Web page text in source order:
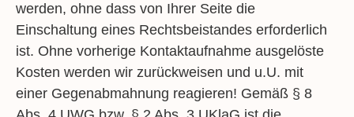
werden, ohne dass von Ihrer Seite die
Einschaltung eines Rechtsbeistandes erforderlich
ist. Ohne vorherige Kontaktaufnahme ausgelöste
Kosten werden wir zurückweisen und u.U. mit
einer Gegenabmahnung reagieren! Gemäß § 8